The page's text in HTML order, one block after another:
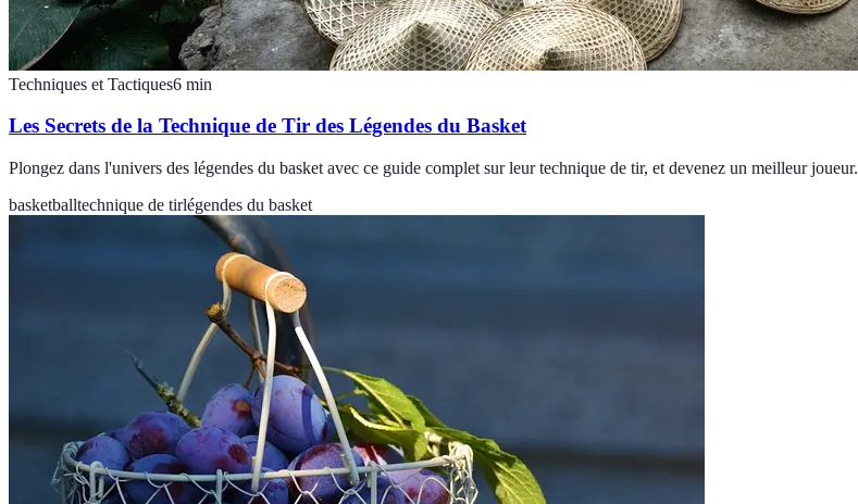
Techniques et Tactiques6 min
Les Secrets de la Technique de Tir des Légendes du Basket
Plongez dans l'univers des légendes du basket avec ce guide complet sur leur technique de tir, et devenez un meilleur joueur.
basketballtechnique de tirlégendes du basket